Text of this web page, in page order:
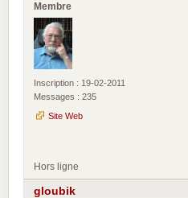
Membre
Inscription : 19-02-2011
Messages : 235
Site Web
Hors ligne
gloubik